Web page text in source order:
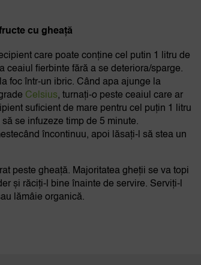
cu gheață
care poate conține cel putin 1 litru de
ceaiul fierbinte fără a se deteriora/sparge.
foc într-un ibric. Când apa ajunge la
Celsius, turnați-o peste ceaiul care ar
suficient de mare pentru cel puțin 1 litru
se infuzeze timp de 5 minute.
încontinuu, apoi lăsați-l să stea un
peste gheață. Majoritatea gheții se va topi
și răciți-l bine înainte de servire. Serviți-l
lămâie organică.